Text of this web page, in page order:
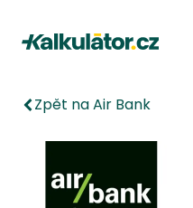
Kalkulátor.cz
Zpět na Air Bank